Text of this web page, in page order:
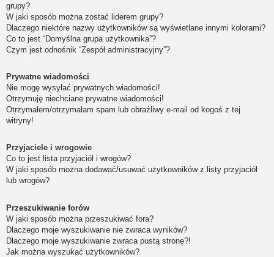
grupy?
W jaki sposób można zostać liderem grupy?
Dlaczego niektóre nazwy użytkowników są wyświetlane innymi kolorami?
Co to jest “Domyślna grupa użytkownika”?
Czym jest odnośnik “Zespół administracyjny”?
Prywatne wiadomości
Nie mogę wysyłać prywatnych wiadomości!
Otrzymuję niechciane prywatne wiadomości!
Otrzymałem/otrzymałam spam lub obraźliwy e-mail od kogoś z tej
witryny!
Przyjaciele i wrogowie
Co to jest lista przyjaciół i wrogów?
W jaki sposób można dodawać/usuwać użytkowników z listy przyjaciół
lub wrogów?
Przeszukiwanie forów
W jaki sposób można przeszukiwać fora?
Dlaczego moje wyszukiwanie nie zwraca wyników?
Dlaczego moje wyszukiwanie zwraca pustą stronę?!
Jak można wyszukać użytkowników?